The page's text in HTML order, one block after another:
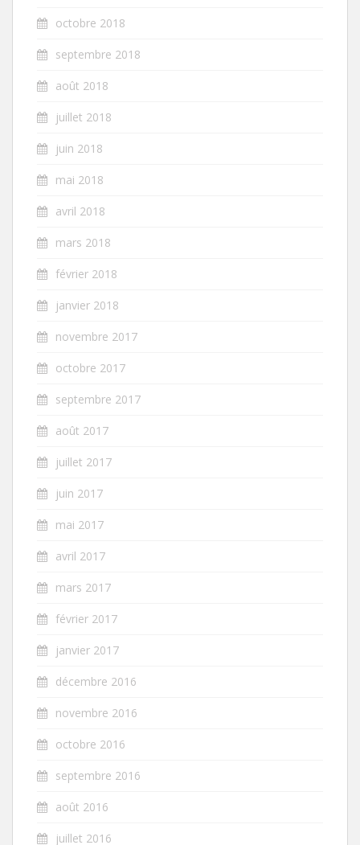
octobre 2018
septembre 2018
août 2018
juillet 2018
juin 2018
mai 2018
avril 2018
mars 2018
février 2018
janvier 2018
novembre 2017
octobre 2017
septembre 2017
août 2017
juillet 2017
juin 2017
mai 2017
avril 2017
mars 2017
février 2017
janvier 2017
décembre 2016
novembre 2016
octobre 2016
septembre 2016
août 2016
juillet 2016